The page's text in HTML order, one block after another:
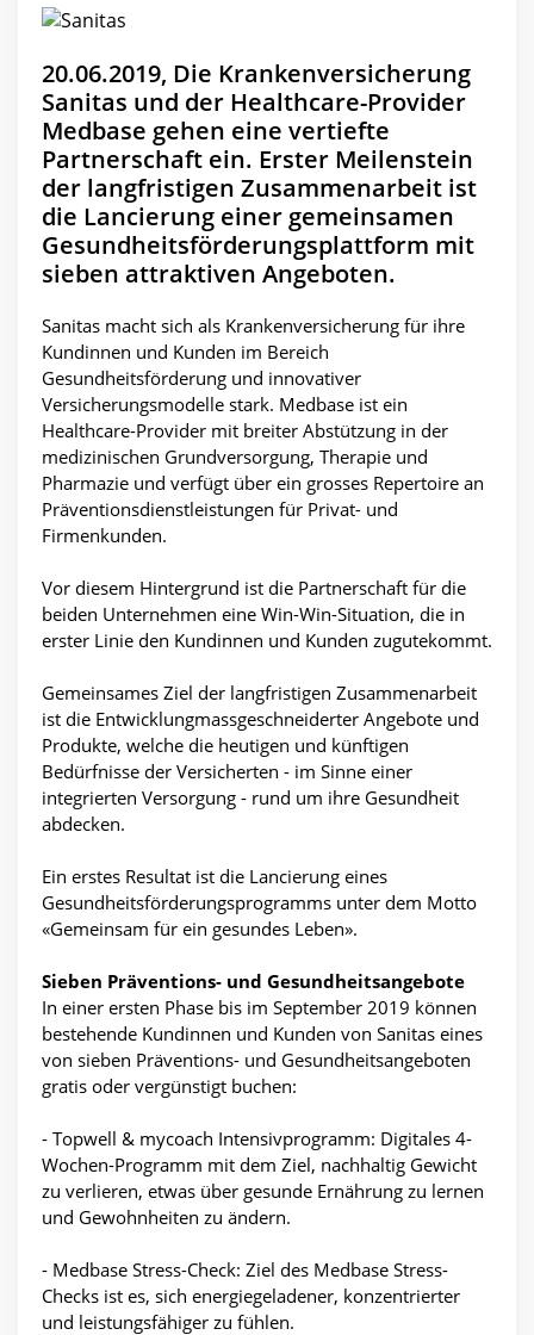
20.06.2019, Die Krankenversicherung
Sanitas und der Healthcare-Provider
Medbase gehen eine vertiefte
Partnerschaft ein. Erster Meilenstein
der langfristigen Zusammenarbeit ist
die Lancierung einer gemeinsamen
Gesundheitsförderungsplattform mit
sieben attraktiven Angeboten.
Sanitas macht sich als Krankenversicherung für ihre
Kundinnen und Kunden im Bereich
Gesundheitsförderung und innovativer
Versicherungsmodelle stark. Medbase ist ein
Healthcare-Provider mit breiter Abstützung in der
medizinischen Grundversorgung, Therapie und
Pharmazie und verfügt über ein grosses Repertoire an
Präventionsdienstleistungen für Privat- und
Firmenkunden.
Vor diesem Hintergrund ist die Partnerschaft für die
beiden Unternehmen eine Win-Win-Situation, die in
erster Linie den Kundinnen und Kunden zugutekommt.
Gemeinsames Ziel der langfristigen Zusammenarbeit
ist die Entwicklungmassgeschneiderter Angebote und
Produkte, welche die heutigen und künftigen
Bedürfnisse der Versicherten - im Sinne einer
integrierten Versorgung - rund um ihre Gesundheit
abdecken.
Ein erstes Resultat ist die Lancierung eines
Gesundheitsförderungsprogramms unter dem Motto
«Gemeinsam für ein gesundes Leben».
Sieben Präventions- und Gesundheitsangebote
In einer ersten Phase bis im September 2019 können
bestehende Kundinnen und Kunden von Sanitas eines
von sieben Präventions- und Gesundheitsangeboten
gratis oder vergünstigt buchen:
- Topwell & mycoach Intensivprogramm: Digitales 4-
Wochen-Programm mit dem Ziel, nachhaltig Gewicht
zu verlieren, etwas über gesunde Ernährung zu lernen
und Gewohnheiten zu ändern.
- Medbase Stress-Check: Ziel des Medbase Stress-
Checks ist es, sich energiegeladener, konzentrierter
und leistungsfähiger zu fühlen.